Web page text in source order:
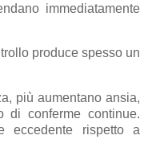
immediatamente
produce spesso un
più aumentano ansia,
di conferme continue.
eccedente rispetto a